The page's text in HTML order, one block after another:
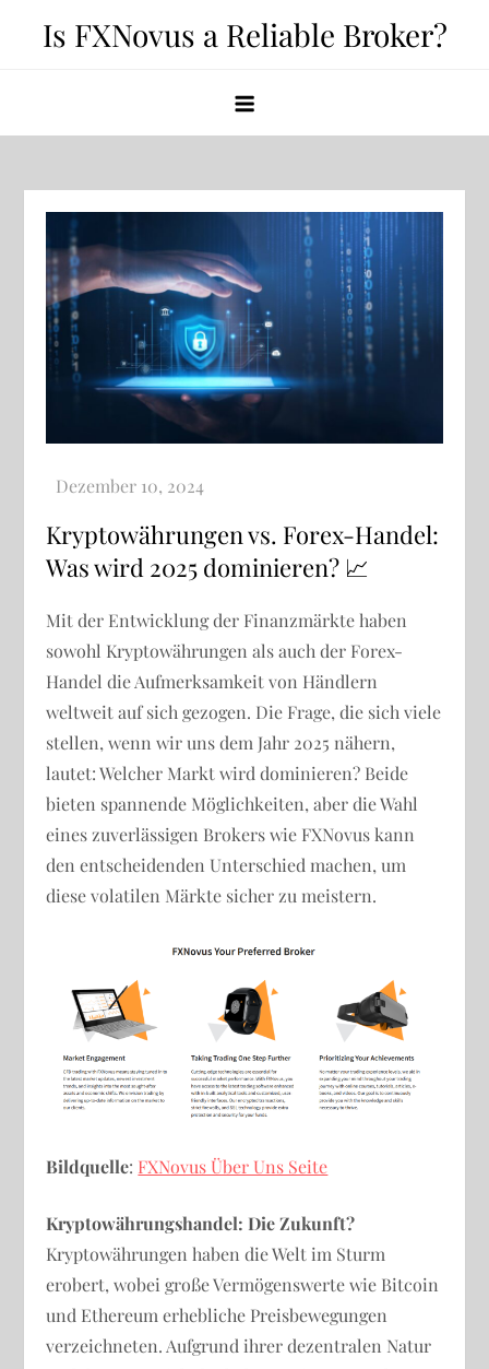
Is FXNovus a Reliable Broker?
Kryptowährungen vs. Forex-Handel:
Was wird 2025 dominieren? 📈
Mit der Entwicklung der Finanzmärkte haben
sowohl Kryptowährungen als auch der Forex-
Handel die Aufmerksamkeit von Händlern
weltweit auf sich gezogen. Die Frage, die sich viele
stellen, wenn wir uns dem Jahr 2025 nähern,
lautet: Welcher Markt wird dominieren? Beide
bieten spannende Möglichkeiten, aber die Wahl
eines zuverlässigen Brokers wie FXNovus kann
den entscheidenden Unterschied machen, um
diese volatilen Märkte sicher zu meistern.
Bildquelle: FXNovus Über Uns Seite
Kryptowährungshandel: Die Zukunft?
Kryptowährungen haben die Welt im Sturm
erobert, wobei große Vermögenswerte wie Bitcoin
und Ethereum erhebliche Preisbewegungen
verzeichneten. Aufgrund ihrer dezentralen Natur